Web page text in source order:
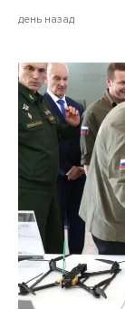
день назад